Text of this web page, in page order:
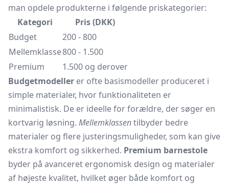
man opdele produkterne i følgende priskategorier:
Kategori
Pris (DKK)
Budget
200 - 800
Mellemklasse800 - 1.500
Premium
1.500 og derover
Budgetmodeller er ofte basismodeller produceret i
simple materialer, hvor funktionaliteten er
minimalistisk. De er ideelle for forældre, der søger en
kortvarig løsning. Mellemklassentilbyder bedre
materialer og flere justeringsmuligheder, som kan give
ekstra komfort og sikkerhed. Premium barnestole
byder på avanceret ergonomisk design og materialer
af højeste kvalitet, hvilket øger både komfort og